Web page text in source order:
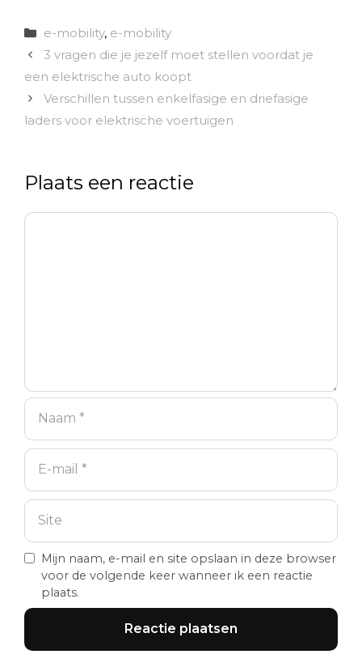
Categorieën
e-mobility, e-mobility
3 vragen die je jezelf moet stellen voordat je
een elektrische auto koopt
Verschillen tussen enkelfasige en driefasige
laders voor elektrische voertuigen
Plaats een reactie
Reactie
Naam
E-
Site
Mijn naam, e-mail en site opslaan in deze browser
voor de volgende keer wanneer ik een reactie
plaats.